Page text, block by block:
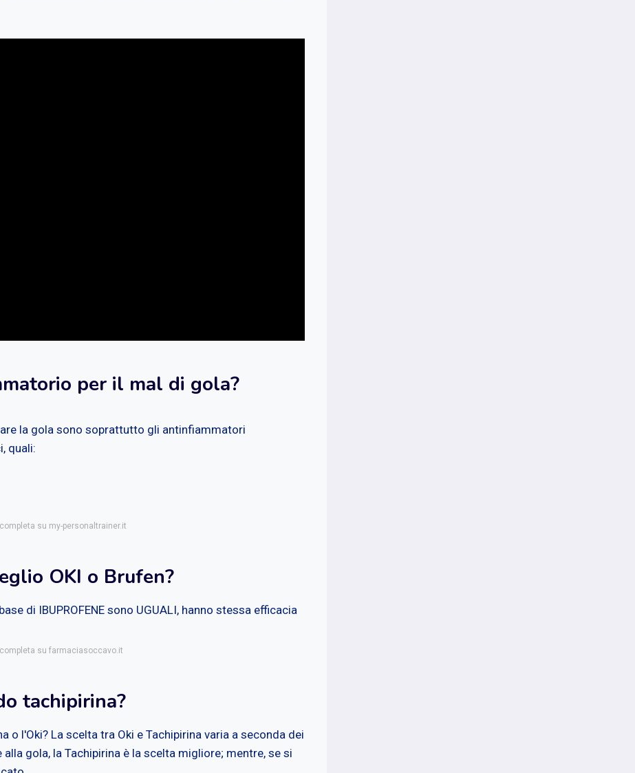
per il mal di gola?
la gola sono soprattutto gli antinfiammatori
quali:
su my-personaltrainer.it
OKI o Brufen?
di IBUPROFENE sono UGUALI, hanno stessa efficacia
su farmaciasoccavo.it
tachipirina?
l'Oki? La scelta tra Oki e Tachipirina varia a seconda dei
gola, la Tachipirina è la scelta migliore; mentre, se si